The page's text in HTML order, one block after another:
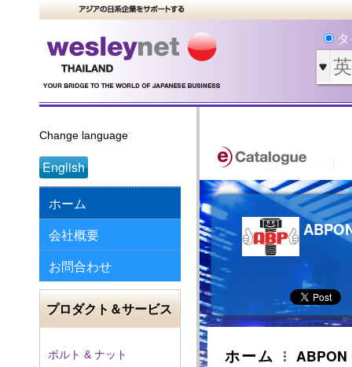
Change language
English
ホーム
会社概要
お問合わせ
プロダクト＆サービス
ボルト & ナット ホーム ABPON